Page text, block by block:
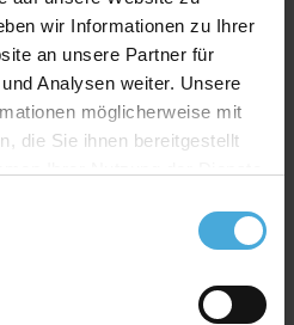
wir Informationen zu Ihrer
an unsere Partner für
Analysen weiter. Unsere
möglicherweise mit
die Sie ihnen bereitgestellt
Digitaldruck auf EYEfine®
Massives MDF Holz mit